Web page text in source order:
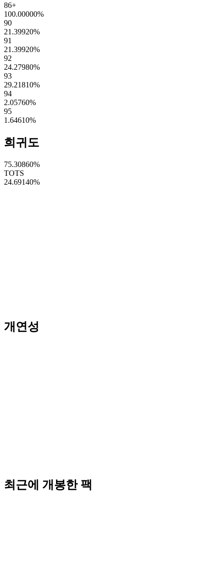
86+
100.00000%
90
21.39920%
91
21.39920%
92
24.27980%
93
29.21810%
94
2.05760%
95
1.64610%
희귀도
75.30860%
TOTS
24.69140%
개연성
최근에 개봉한 팩